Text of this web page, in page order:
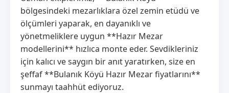
bölgesindeki mezarlıklara özel zemin etüdü ve
ölçümleri yaparak, en dayanıklı ve
yönetmeliklere uygun **Hazır Mezar
modellerini** hızlıca monte eder. Sevdikleriniz
için kalıcı ve saygın bir anıt yaratırken, size en
şeffaf **Bulanık Köyü Hazır Mezar fiyatlarını**
sunmayı taahhüt ediyoruz.